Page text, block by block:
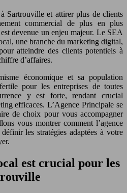
Sartrouville et attirer plus de clients
commercial de plus en plus
devenue un enjeu majeur. Le SEA
une branche du marketing digital,
atteindre des clients potentiels à
d’affaires.
économique et sa population
pour les entreprises de toutes
y est forte, rendant crucial
efficaces. L’Agence Principale se
de choix pour vous accompagner
vous montrer comment l’agence
les stratégies adaptées à votre
est crucial pour les